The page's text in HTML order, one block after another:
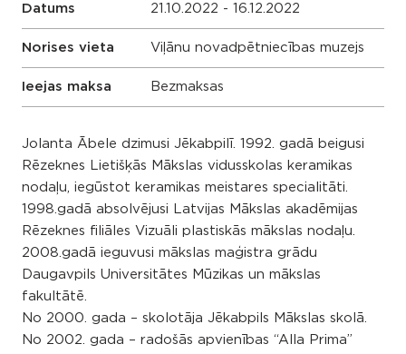
Datums 21.10.2022 - 16.12.2022
Norises vieta Viļānu novadpētniecības muzejs
Ieejas maksa Bezmaksas
Jolanta Ābele dzimusi Jēkabpilī. 1992. gadā beigusi
Rēzeknes Lietišķās Mākslas vidusskolas keramikas
nodaļu, iegūstot keramikas meistares specialitāti.
1998.gadā absolvējusi Latvijas Mākslas akadēmijas
Rēzeknes filiāles Vizuāli plastiskās mākslas nodaļu.
2008.gadā ieguvusi mākslas maģistra grādu
Daugavpils Universitātes Mūzikas un mākslas
fakultātē.
No 2000. gada – skolotāja Jēkabpils Mākslas skolā.
No 2002. gada – radošās apvienības “Alla Prima”